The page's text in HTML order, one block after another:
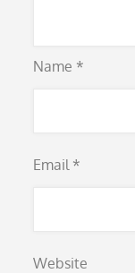
Name *
Email *
Website